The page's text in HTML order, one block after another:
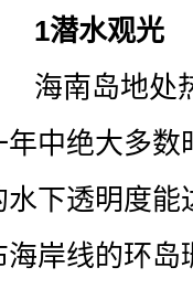
潜水观光
南岛地处热
年中绝大多数
水下透明度能
海岸线的环岛